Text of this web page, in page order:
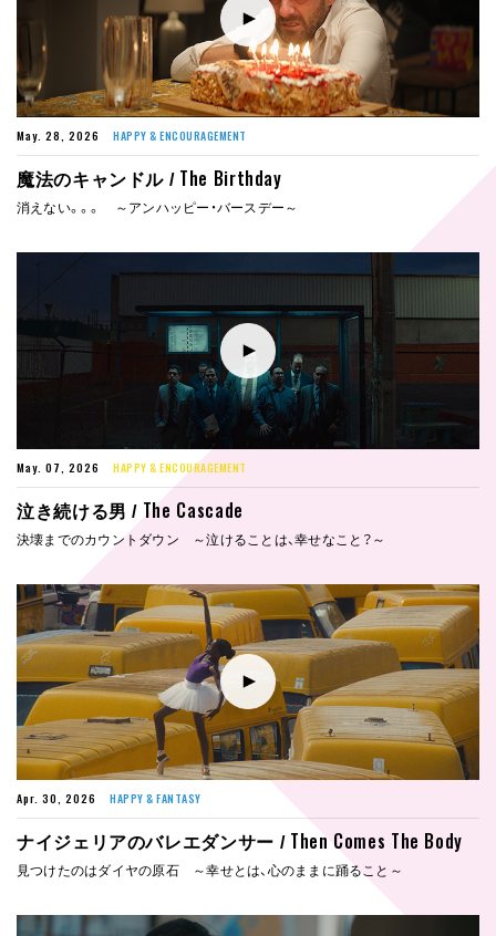
May. 28, 2026 HAPPY & ENCOURAGEMENT
魔法のキャンドル / The Birthday
消えない。。。 ～アンハッピー・バースデー～
May. 07, 2026 HAPPY & ENCOURAGEMENT
泣き続ける男 / The Cascade
決壊までのカウントダウン ～泣けることは、幸せなこと？～
Apr. 30, 2026 HAPPY & FANTASY
ナイジェリアのバレエダンサー / Then Comes The Body
見つけたのはダイヤの原石 ～幸せとは、心のままに踊ること～